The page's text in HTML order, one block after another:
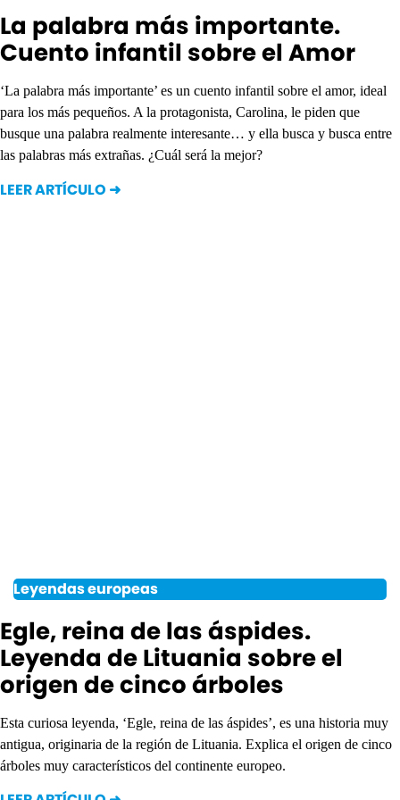
La palabra más importante.
Cuento infantil sobre el Amor
‘La palabra más importante’ es un cuento infantil sobre el amor, ideal
para los más pequeños. A la protagonista, Carolina, le piden que
busque una palabra realmente interesante… y ella busca y busca entre
las palabras más extrañas. ¿Cuál será la mejor?
LEER ARTÍCULO ➜
Leyendas europeas
Egle, reina de las áspides.
Leyenda de Lituania sobre el
origen de cinco árboles
Esta curiosa leyenda, ‘Egle, reina de las áspides’, es una historia muy
antigua, originaria de la región de Lituania. Explica el origen de cinco
árboles muy característicos del continente europeo.